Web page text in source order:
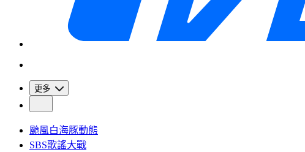
更多
颱風白海豚動態
SBS歌謠大戰